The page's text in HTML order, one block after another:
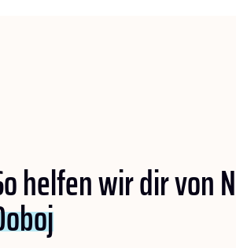
helfen wir dir von